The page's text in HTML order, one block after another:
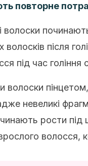
повторне
волоски
волосків після
під час гоління
волоски
невеликі
рости під
волосся,